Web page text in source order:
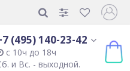
(495) 140-23-42
с 10ч до 18ч
и Вс. - выходной.